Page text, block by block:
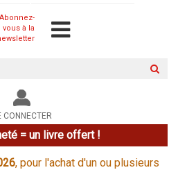
Abonnez-
vous à la
le
site
CONNECTER
= un livre offert !
, pour l'achat d'un ou plusieurs